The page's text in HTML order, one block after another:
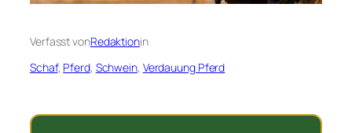
Verfasst vonRedaktionin
Schaf, Pferd, Schwein, Verdauung Pferd